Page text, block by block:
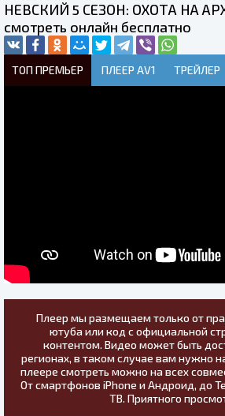
НЕВСКИЙ 5 СЕЗОН: ОХОТА НА
смотреть онлайн бесплатно
ТОП ПРЕМЬЕР ПЛЕЕР AV1 ТРЕЙЛЕР
Плеер мы размещаем только от
ютуба или код с официальной
контентом. Видео может быть
регионах, в таком случае вам нужно
плеере смотреть можно на всех
От смартфонов iPhone и Андроид, до
ТВ. Приятного